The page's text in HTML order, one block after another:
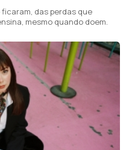
das perdas que
mesmo quando doem.